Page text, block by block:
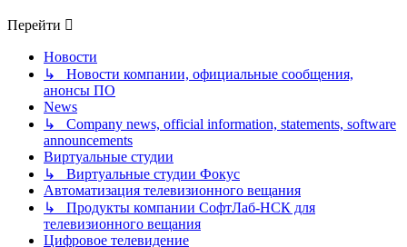
Перейти
Новости
↳ Новости компании, официальные сообщения,
анонсы ПО
News
↳ Company news, official information, statements, software
announcements
Виртуальные студии
↳ Виртуальные студии Фокус
Автоматизация телевизионного вещания
↳ Продукты компании СофтЛаб-НСК для
телевизионного вещания
Цифровое телевидение